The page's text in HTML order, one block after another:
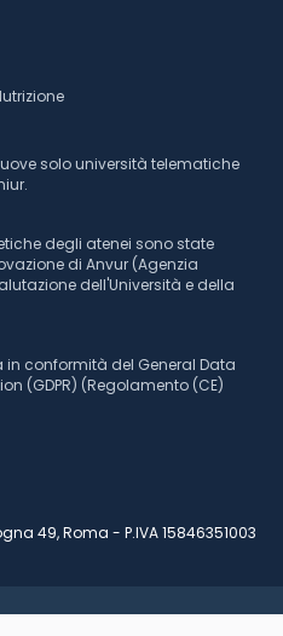
solo università telematiche
degli atenei sono state
di Anvur (Agenzia
dell'Università e della
in conformità del General Data
(GDPR) (Regolamento (CE)
49, Roma - P.IVA 15846351003